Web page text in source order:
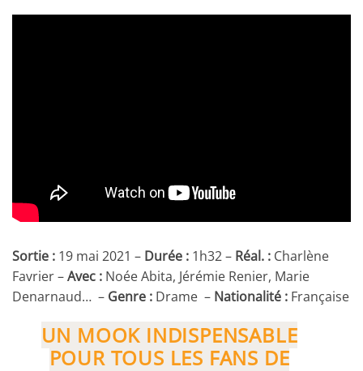
Sortie : 19 mai 2021 – Durée : 1h32 – Réal. : Charlène
Favrier –Avec : Noée Abita, Jérémie Renier, Marie
Denarnaud… – Genre : Drame – Nationalité : Française
UN MOOK INDISPENSABLE
POUR TOUS LES FANS DE